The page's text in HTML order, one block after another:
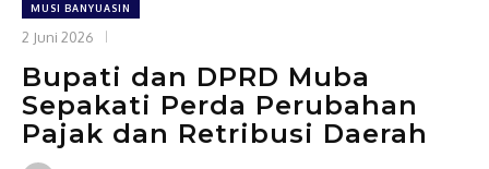
MUSI BANYUASIN
2 Juni 2026
Bupati dan DPRD Muba
Sepakati Perda Perubahan
Pajak dan Retribusi Daerah